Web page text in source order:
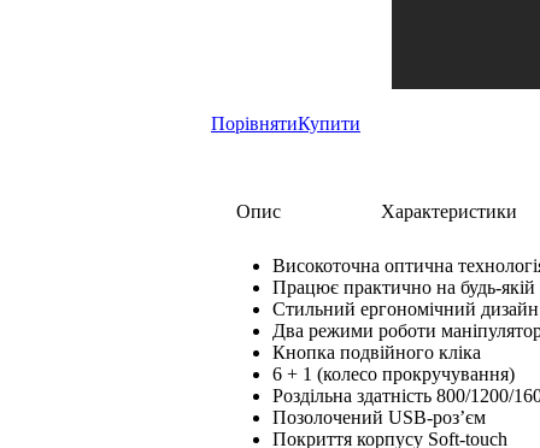
ПорівнятиКупити
Опис Характеристики
Високоточна оптична
Працює практично на будь-якій
Стильний ергономічний дизайн
Два режими роботи
Кнопка подвійного кліка
6 + 1 (колесо прокручування)
Роздільна здатність 800/1200/
Позолочений USB-роз’єм
Покриття корпусу Soft-touch